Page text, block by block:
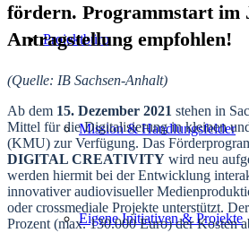
Projektbüro
Mission & Handlungsfelder
Eigene Initiativen & Projekte
fördern. Programmstart im
Antragstellung empfohlen!
(Quelle: IB Sachsen-Anhalt)
Ab dem 15. Dezember 2021 stehen in
Mittel für die Digitalisierung in kleinen
(KMU) zur Verfügung. Das
DIGITAL CREATIVITY wird neu
werden hiermit bei der Entwicklung
innovativer audiovisueller
oder crossmediale Projekte unterstützt.
Prozent (max. 130.000 Euro) der Kosten